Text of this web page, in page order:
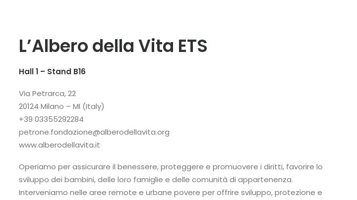
L’Albero della Vita ETS
Hall 1 – Stand B16
Via Petrarca, 22
20124 Milano – MI (Italy)
+39 03355292284
petrone.fondazione@alberodellavita.org
www.alberodellavita.it
Operiamo per assicurare il benessere, proteggere e promuovere i diritti, favorire lo
sviluppo dei bambini, delle loro famiglie e delle comunità di appartenenza.
Interveniamo nelle aree remote e urbane povere per offrire sviluppo, protezione e